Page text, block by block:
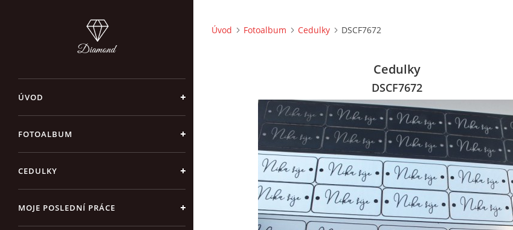
ÚVOD
FOTOALBUM
CEDULKY
MOJE POSLEDNÍ PRÁCE
Úvod Fotoalbum Cedulky DSCF7672
Cedulky
DSCF7672